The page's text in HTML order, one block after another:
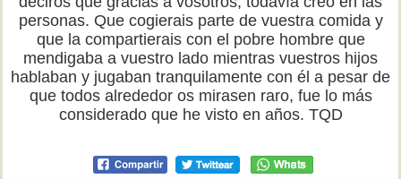
personas. Que cogierais parte de vuestra comida y
que la compartierais con el pobre hombre que
mendigaba a vuestro lado mientras vuestros hijos
hablaban y jugaban tranquilamente con él a pesar de
que todos alrededor os mirasen raro, fue lo más
considerado que he visto en años. TQD